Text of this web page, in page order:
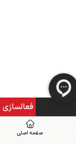
فعالسازی
صفحه اصلی